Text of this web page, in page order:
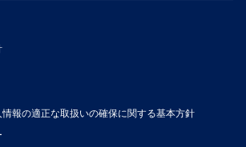
報の適正な取扱いの確保に関する基本方針